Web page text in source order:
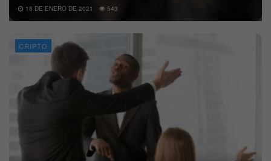
18 DE ENERO DE 2021 543
CRIPTO